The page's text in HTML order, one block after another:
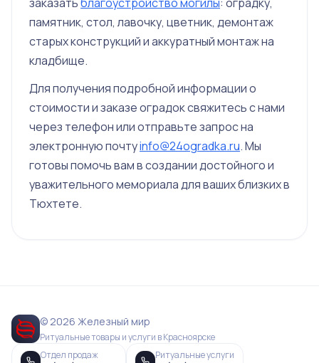
памятник, стол, лавочку, цветник, демонтаж
старых конструкций и аккуратный монтаж на
кладбище.
Для получения подробной информации о
стоимости и заказе оградок свяжитесь с нами
через телефон или отправьте запрос на
электронную почтуinfo@24ogradka.ru. Мы
готовы помочь вам в создании достойного и
уважительного мемориала для ваших близких в
Тюхтете.
© 2026 Железный мир
Ритуальные товары и услуги в Красноярске
Отдел продаж
Ритуальные услуги